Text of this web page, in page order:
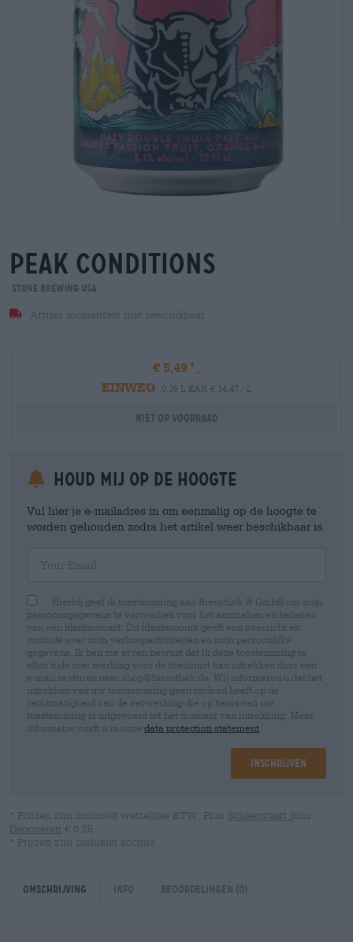
peak conditions
Stone Brewing USA
Artikel momenteel niet beschikbaar
€ 5,49
EINWEG
0,36 L KAN € 14,47 / L
Niet op voorraad
Houd mij op de hoogte
Vul hier je e-mailadres in om eenmalig op de hoogte te
worden gehouden zodra het artikel weer beschikbaar is.
Hierbij geef ik toestemming aan Bierothek ® GmbH om mijn
persoonsgegevens te verwerken voor het aanmaken en beheren
van een klantaccount. Dit klantaccount geeft een overzicht en
controle over mijn verkoopactiviteiten en mijn persoonlijke
gegevens. Ik ben me ervan bewust dat ik deze toestemming te
allen tijde met werking voor de toekomst kan intrekken door een
e-mail te sturen naar shop@bierothek.de. Wij informeren u dat het
intrekken van uw toestemming geen invloed heeft op de
rechtmatigheid van de verwerking die op basis van uw
toestemming is uitgevoerd tot het moment van intrekking. Meer
informatie vindt u in onze data protection statement
Inschrijven
* Prijzen zijn inclusief wettelijke BTW. Plus Scheepvaart plus
Deponeren € 0,25
* Prijzen zijn inclusief accijns
Omschrijving Info Beoordelingen (0)